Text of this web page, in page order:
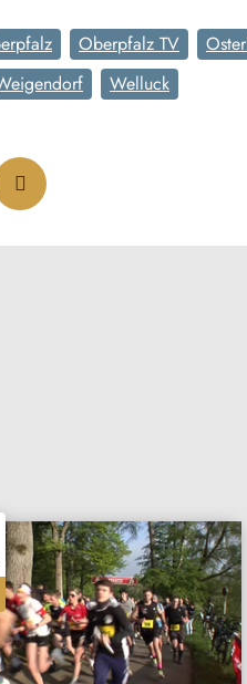
Oberpfalz TV
Welluck